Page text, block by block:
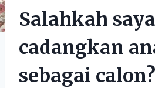
Salahkah saya
cadangkan
sebagai